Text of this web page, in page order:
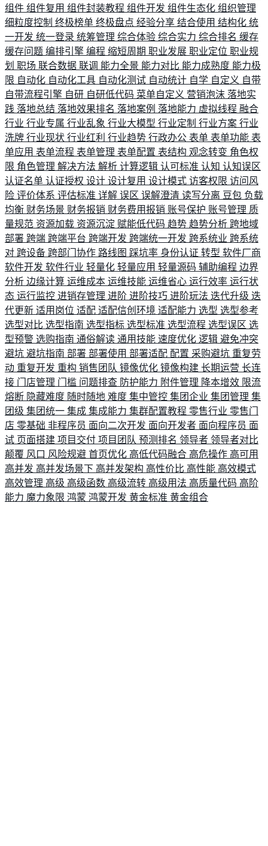
组件 组件复用 组件封装教程 组件开发 组件生态化 组织管理
细粒度控制 终极榜单 终极盘点 经验分享 结合使用 结构化 统
一开发 统一登录 统筹管理 综合体验 综合实力 综合排名 缓存
缓存问题 编排引擎 编程 缩短周期 职业发展 职业定位 职业规
划 职场 联合数据 联调 能力全景 能力对比 能力成熟度 能力极
限 自动化 自动化工具 自动化测试 自动统计 自学 自定义 自带
自带流程引擎 自研 自研低代码 菜单自定义 营销泡沫 落地实
践 落地总结 落地效果排名 落地案例 落地能力 虚拟线程 融合
行业 行业专属 行业乱象 行业大模型 行业定制 行业方案 行业
洗牌 行业现状 行业红利 行业趋势 行政办公 表单 表单功能 表
单应用 表单流程 表单管理 表单配置 表结构 观念转变 角色权
限 角色管理 解决方法 解析 计算逻辑 认可标准 认知 认知误区
认证名单 认证授权 设计 设计复用 设计模式 访客权限 访问风
险 评价体系 评估标准 详解 误区 误解澄清 读写分离 豆包 负载
均衡 财务场景 财务报销 财务费用报销 账号保护 账号管理 质
量规范 资源加载 资源沉淀 赋能低代码 趋势 趋势分析 跨地域
部署 跨端 跨端平台 跨端开发 跨端统一开发 跨系统业 跨系统
对 跨设备 跨部门协作 路线图 踩坑率 身份认证 转型 软件厂商
软件开发 软件行业 轻量化 轻量应用 轻量源码 辅助编程 边界
分析 边缘计算 运维成本 运维技能 运维省心 运行效率 运行状
态 运行监控 进销存管理 进阶 进阶技巧 进阶玩法 迭代升级 迭
代更新 适用岗位 适配 适配信创环境 适配能力 选型 选型参考
选型对比 选型指南 选型指标 选型标准 选型流程 选型误区 选
型预警 选购指南 通俗解读 通用技能 速度优化 逻辑 避免冲突
避坑 避坑指南 部署 部署使用 部署适配 配置 采购避坑 重复劳
动 重复开发 重构 销售团队 镜像优化 镜像构建 长期运营 长连
接 门店管理 门槛 问题排查 防护能力 附件管理 降本增效 限流
熔断 隐藏难度 随时随地 难度 集中管控 集团企业 集团管理 集
团级 集团统一 集成 集成能力 集群配置教程 零售行业 零售门
店 零基础 非程序员 面向二次开发 面向开发者 面向程序员 面
试 页面搭建 项目交付 项目团队 预测排名 领导者 领导者对比
颠覆 风口 风险规避 首页优化 高低代码融合 高危操作 高可用
高并发 高并发场景下 高并发架构 高性价比 高性能 高效模式
高效管理 高级 高级函数 高级流转 高级用法 高质量代码 高阶
能力 魔力象限 鸿蒙 鸿蒙开发 黄金标准 黄金组合